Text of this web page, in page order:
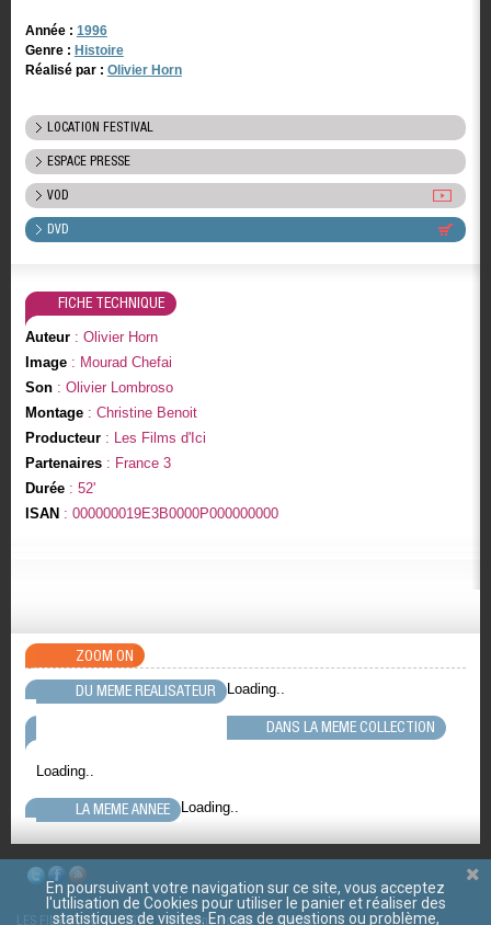
Année : 1996
Genre : Histoire
Réalisé par : Olivier Horn
LOCATION FESTIVAL
ESPACE PRESSE
VOD
DVD
FICHE TECHNIQUE
Auteur: Olivier Horn
Image: Mourad Chefai
Son: Olivier Lombroso
Montage: Christine Benoit
Producteur: Les Films d'Ici
Partenaires: France 3
Durée: 52'
ISAN : 000000019E3B0000P000000000
ZOOM ON
DU MEME REALISATEUR
Loading..
DANS LA MEME COLLECTION
Loading..
LA MEME ANNEE Loading..
LES FILMS D'ICI CGV Mentions légales Contact
En poursuivant votre navigation sur ce site, vous acceptez
l'utilisation de Cookies pour utiliser le panier et réaliser des
statistiques de visites. En cas de questions ou problème,